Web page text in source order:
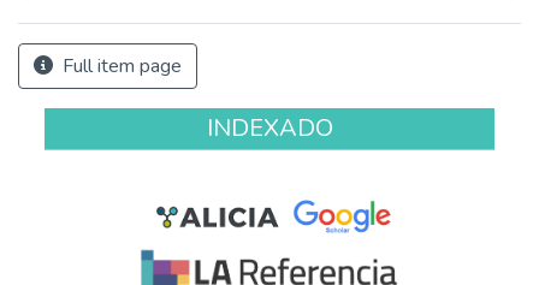
Full item page
INDEXADO